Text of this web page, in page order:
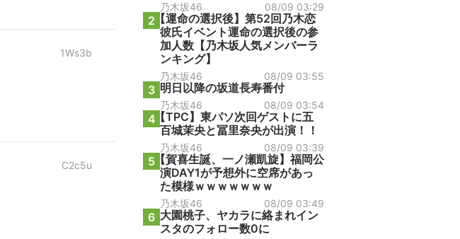
1Ws3b
C2c5u
乃木坂46 08/09 03:29
2 【運命の選択後】第52回乃木恋
彼氏イベント運命の選択後の参
加人数【乃木坂人気メンバーラ
ンキング】
乃木坂46 08/09 03:55
3 明日以降の坂道長寿番付
乃木坂46 08/09 03:54
4【TPC】東パソ次回ゲストに五
百城茉央と冨里奈央が出演！！
乃木坂46 08/09 03:39
5【賀喜生誕、一ノ瀬凱旋】福岡公
演DAY1が予想外に空席があっ
た模様ｗｗｗｗｗｗｗ
乃木坂46 08/09 03:49
6 大園桃子、ヤカラに絡まれイン
スタのフォロー数0に